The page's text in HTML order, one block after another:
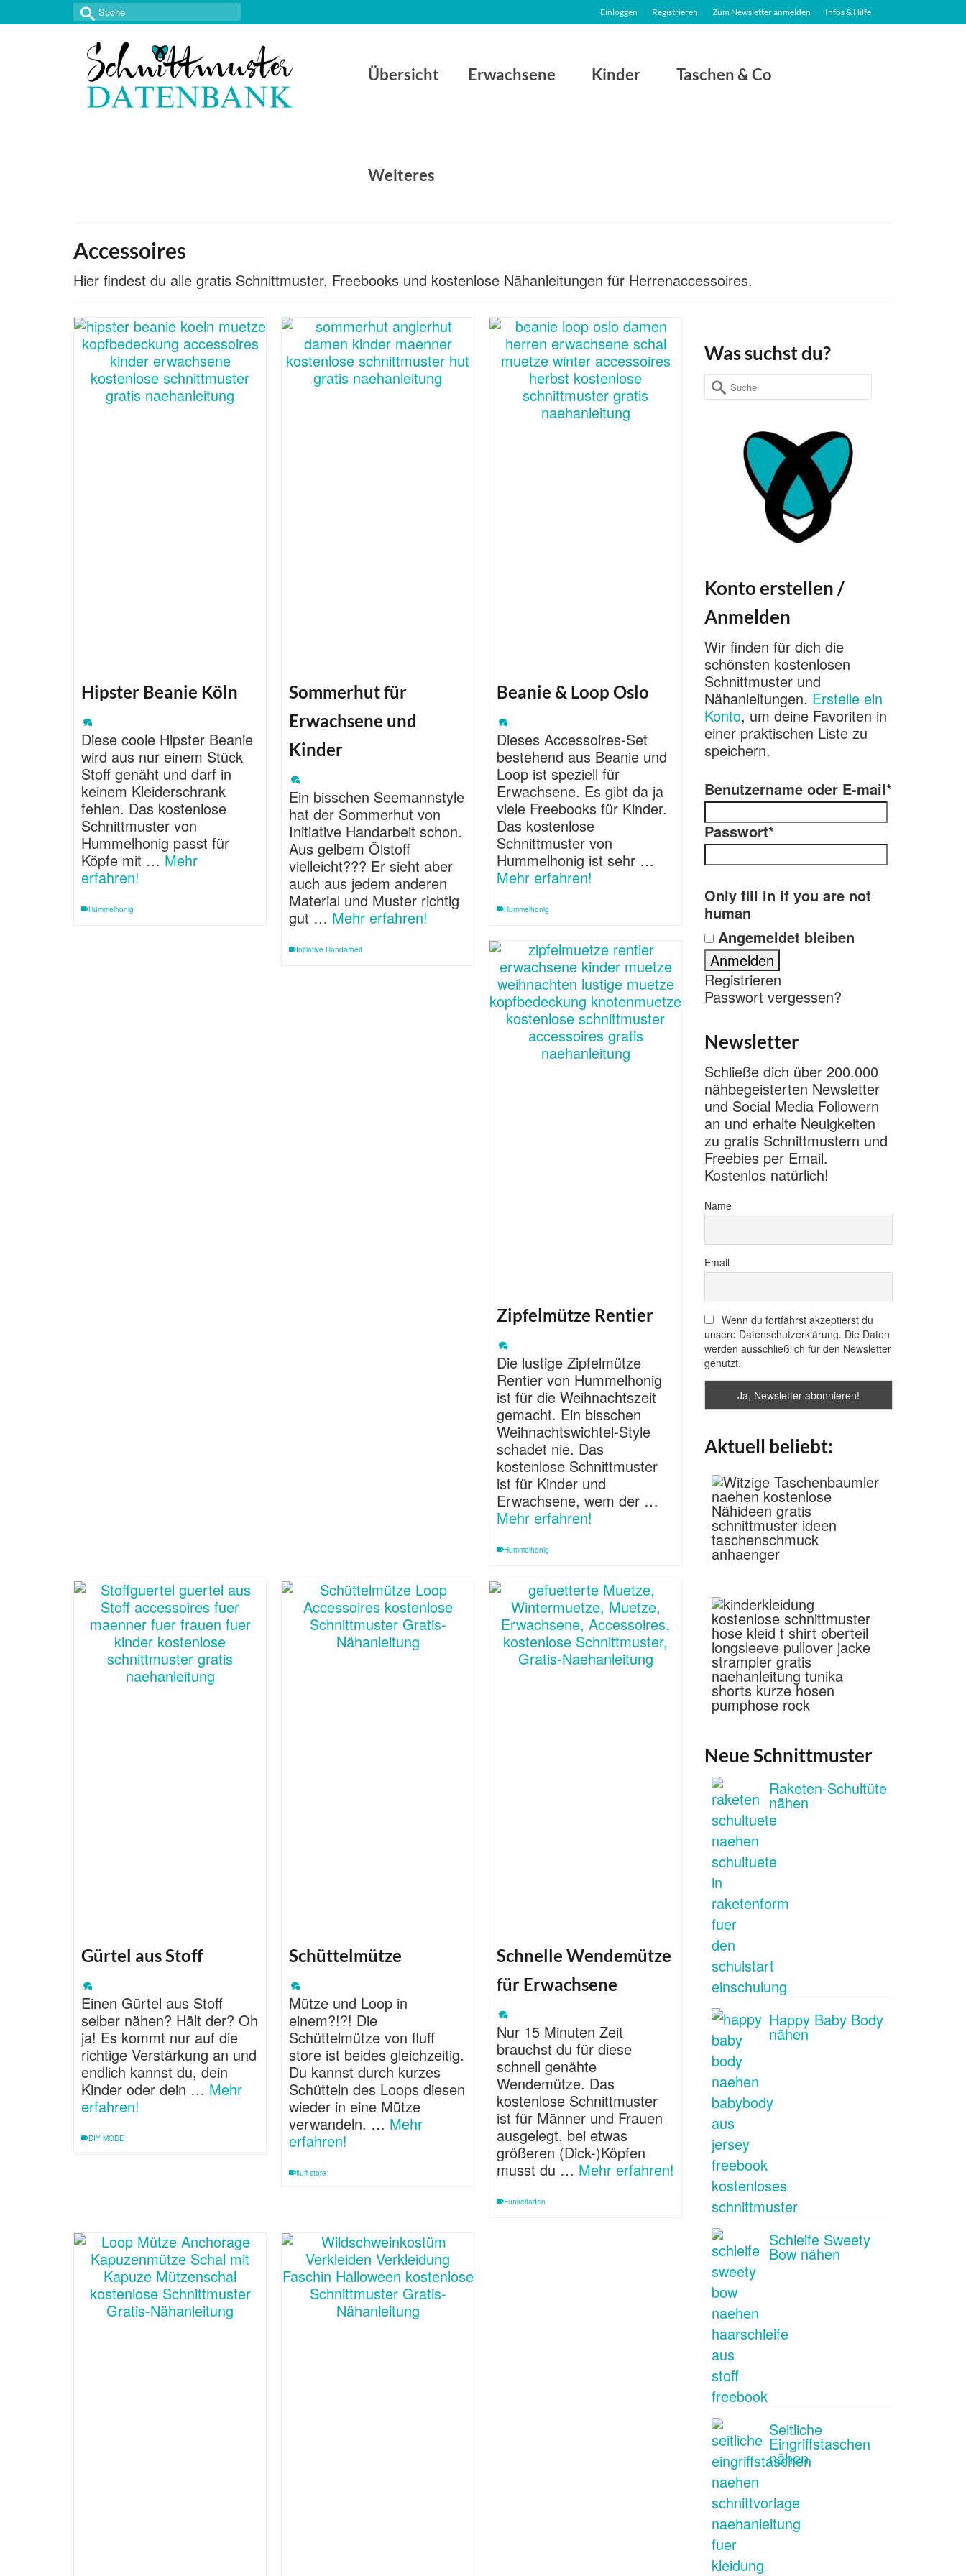
Einloggen Registrieren Zum Newsletter anmelden Infos & Hilfe
Suche
nach:
Übersicht Erwachsene Kinder Taschen & Co
Weiteres
Accessoires
Hier findest du alle gratis Schnittmuster, Freebooks und kostenlose Nähanleitungen für Herrenaccessoires.
Hipster Beanie Köln
Diese coole Hipster Beanie
wird aus nur einem Stück
Stoff genäht und darf in
keinem Kleiderschrank
fehlen. Das kostenlose
Schnittmuster von
Hummelhonig passt für
Köpfe mit … Mehr
erfahren!
Hummelhonig
Sommerhut für
Erwachsene und
Kinder
Ein bisschen Seemannstyle
hat der Sommerhut von
Initiative Handarbeit schon.
Aus gelbem Ölstoff
vielleicht??? Er sieht aber
auch aus jedem anderen
Material und Muster richtig
gut … Mehr erfahren!
Initiative Handarbeit
Beanie & Loop Oslo
Dieses Accessoires-Set
bestehend aus Beanie und
Loop ist speziell für
Erwachsene. Es gibt da ja
viele Freebooks für Kinder.
Das kostenlose
Schnittmuster von
Hummelhonig ist sehr …
Mehr erfahren!
Hummelhonig
Zipfelmütze Rentier
Die lustige Zipfelmütze
Rentier von Hummelhonig
ist für die Weihnachtszeit
gemacht. Ein bisschen
Weihnachtswichtel-Style
schadet nie. Das
kostenlose Schnittmuster
ist für Kinder und
Erwachsene, wem der …
Mehr erfahren!
Hummelhonig
Gürtel aus Stoff
Einen Gürtel aus Stoff
selber nähen? Hält der? Oh
ja! Es kommt nur auf die
richtige Verstärkung an und
endlich kannst du, dein
Kinder oder dein … Mehr
erfahren!
DIY MODE
Schüttelmütze
Mütze und Loop in
einem?!?! Die
Schüttelmütze von fluff
store ist beides gleichzeitig.
Du kannst durch kurzes
Schütteln des Loops diesen
wieder in eine Mütze
verwandeln. … Mehr
erfahren!
fluff store
Schnelle Wendemütze
für Erwachsene
Nur 15 Minuten Zeit
brauchst du für diese
schnell genähte
Wendemütze. Das
kostenlose Schnittmuster
ist für Männer und Frauen
ausgelegt, bei etwas
größeren (Dick-)Köpfen
musst du … Mehr erfahren!
Funkelfaden
Was suchst du?
Suche
nach:
Konto erstellen /
Anmelden
Wir finden für dich die
schönsten kostenlosen
Schnittmuster und
Nähanleitungen. Erstelle ein
Konto, um deine Favoriten in
einer praktischen Liste zu
speichern.
Benutzername oder E-mail*
Passwort*
Only fill in if you are not
human
Angemeldet bleiben
Registrieren
Passwort vergessen?
Newsletter
Schließe dich über 200.000
nähbegeisterten Newsletter
und Social Media Followern
an und erhalte Neuigkeiten
zu gratis Schnittmustern und
Freebies per Email.
Kostenlos natürlich!
Name
Email
Wenn du fortfährst akzeptierst du
unsere Datenschutzerklärung. Die Daten
werden ausschließlich für den Newsletter
genutzt.
Aktuell beliebt:
Neue Schnittmuster
Raketen-Schultüte
nähen
Happy Baby Body
nähen
Schleife Sweety
Bow nähen
Seitliche
Eingriffstaschen
nähen